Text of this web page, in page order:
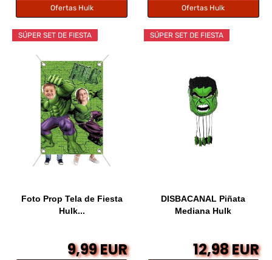
Ofertas Hulk Ofertas Hulk
SÚPER SET DE FIESTA
Foto Prop Tela de Fiesta
Hulk...
9,99 EUR
SÚPER SET DE FIESTA
DISBACANAL Piñata
Mediana Hulk
12,98 EUR